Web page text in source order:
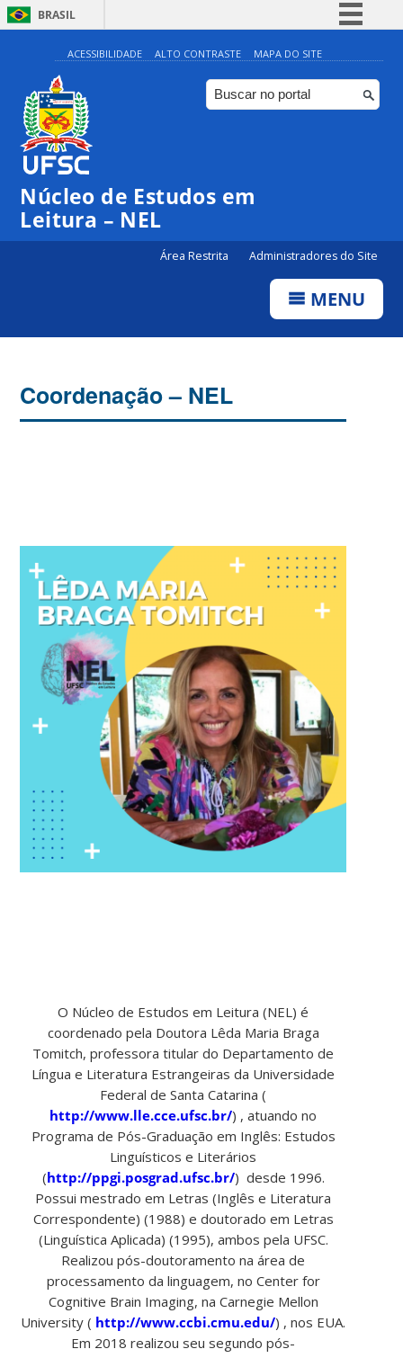
BRASIL
Simplifique!
Comunica BR
Participe
ACESSIBILIDADE ALTO CONTRASTE MAPA DO SITE
Núcleo de Estudos em
Leitura – NEL
Área Restrita Administradores do Site
MENU
Coordenação – NEL
O Núcleo de Estudos em Leitura (NEL) é
coordenado pela Doutora Lêda Maria Braga
Tomitch, professora titular do Departamento de
Língua e Literatura Estrangeiras da Universidade
Federal de Santa Catarina (
http://www.lle.cce.ufsc.br/) , atuando no
Programa de Pós-Graduação em Inglês: Estudos
Linguísticos e Literários
(http://ppgi.posgrad.ufsc.br/) desde 1996.
Possui mestrado em Letras (Inglês e Literatura
Correspondente) (1988) e doutorado em Letras
(Linguística Aplicada) (1995), ambos pela UFSC.
Realizou pós-doutoramento na área de
processamento da linguagem, no Center for
Cognitive Brain Imaging, na Carnegie Mellon
University ( http://www.ccbi.cmu.edu/) , nos EUA.
Em 2018 realizou seu segundo pós-